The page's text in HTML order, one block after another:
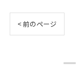
< 前のページ